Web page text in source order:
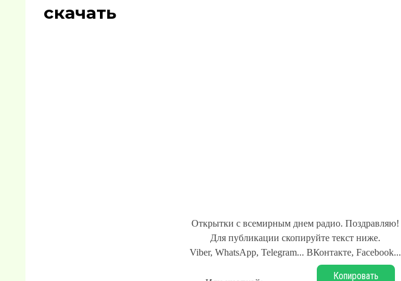
скачать
Открытки с всемирным днем радио. Поздравляю!
Для публикации скопируйте текст ниже.
Viber, WhatsApp, Telegram... ВКонтакте, Facebook...
Копировать